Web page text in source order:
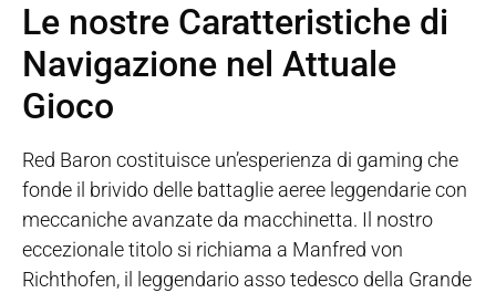
Le nostre Caratteristiche di
Navigazione nel Attuale
Gioco
Red Baron costituisce un’esperienza di gaming che
fonde il brivido delle battaglie aeree leggendarie con
meccaniche avanzate da macchinetta. Il nostro
eccezionale titolo si richiama a Manfred von
Richthofen, il leggendario asso tedesco della Grande